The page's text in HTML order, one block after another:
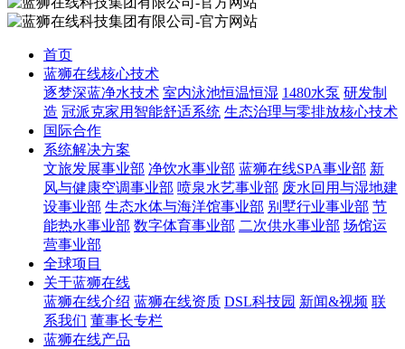
首页
蓝狮在线核心技术
逐梦深蓝净水技术 室内泳池恒温恒湿 1480水泵 研发制
造 冠派克家用智能舒适系统 生态治理与零排放核心技术
国际合作
系统解决方案
文旅发展事业部 净饮水事业部 蓝狮在线SPA事业部 新
风与健康空调事业部 喷泉水艺事业部 废水回用与湿地建
设事业部 生态水体与海洋馆事业部 别墅行业事业部 节
能热水事业部 数字体育事业部 二次供水事业部 场馆运
营事业部
全球项目
关于蓝狮在线
蓝狮在线介绍 蓝狮在线资质 DSL科技园 新闻&视频 联
系我们 董事长专栏
蓝狮在线产品